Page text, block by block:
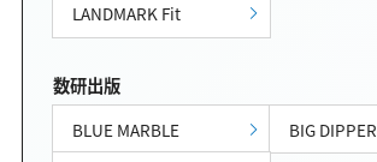
LANDMARK Fit
数研出版
BLUE MARBLE
BIG DIPPER